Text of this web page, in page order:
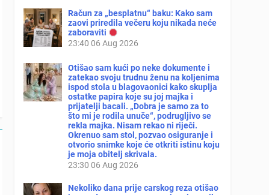
Račun za „besplatnu“ baku: Kako sam
zaovi priredila večeru koju nikada neće
zaboraviti
23:40 06 Aug 2026
Otišao sam kući po neke dokumente i
zatekao svoju trudnu ženu na koljenima
ispod stola u blagovaonici kako skuplja
ostatke papira koje su joj majka i
prijatelji bacali. „Dobra je samo za to
što mi je rodila unuče“, podrugljivo se
rekla majka. Nisam rekao ni riječi.
Okrenuo sam stol, pozvao osiguranje i
otvorio snimke koje će otkriti istinu koju
je moja obitelj skrivala.
23:30 06 Aug 2026
Nekoliko dana prije carskog reza otišao